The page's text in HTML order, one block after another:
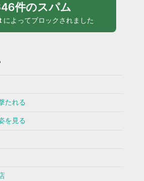
件のスパム
によってブロックされました
たれる
を見る